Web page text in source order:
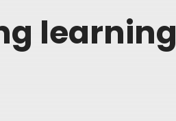
learning